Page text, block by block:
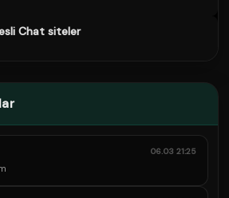
Chat siteler
06.03 21:25